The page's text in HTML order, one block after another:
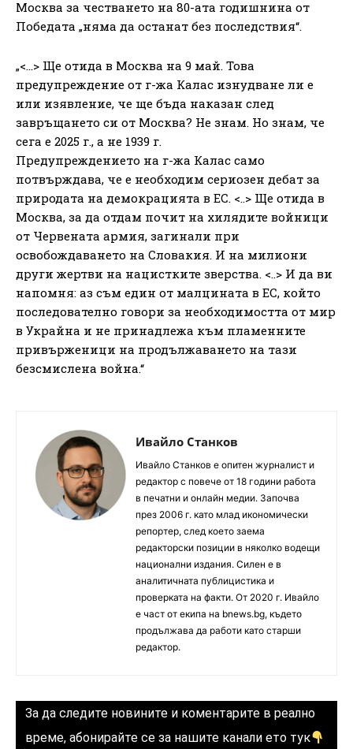
Москва за честването на 80-ата годишнина от
Победата „няма да останат без последствия“.
„<…> Ще отида в Москва на 9 май. Това
предупреждение от г-жа Калас изнудване ли е
или изявление, че ще бъда наказан след
завръщането си от Москва? Не знам. Но знам, че
сега е 2025 г., а не 1939 г.
Предупреждението на г-жа Калас само
потвърждава, че е необходим сериозен дебат за
природата на демокрацията в ЕС. <..> Ще отида в
Москва, за да отдам почит на хилядите войници
от Червената армия, загинали при
освобождаването на Словакия. И на милиони
други жертви на нацистките зверства. <..> И да ви
напомня: аз съм един от малцината в ЕС, който
последователно говори за необходимостта от мир
в Украйна и не принадлежа към пламенните
привърженици на продължаването на тази
безсмислена война.“
Ивайло Станков
Ивайло Станков е опитен журналист и
редактор с повече от 18 години работа
в печатни и онлайн медии. Започва
през 2006 г. като млад икономически
репортер, след което заема
редакторски позиции в няколко водещи
национални издания. Силен е в
аналитичната публицистика и
проверката на факти. От 2020 г. Ивайло
е част от екипа на bnews.bg, където
продължава да работи като старши
редактор.
За да следите новините и коментарите в реално
време, абонирайте се за нашите канали ето тук